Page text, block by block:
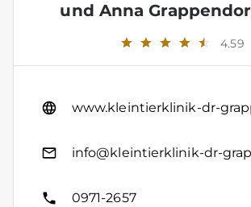
und Anna
4.59
0971-2657